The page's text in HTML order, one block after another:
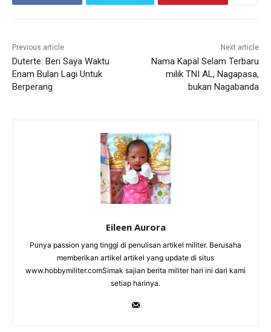
Previous article
Duterte: Beri Saya Waktu
Enam Bulan Lagi Untuk
Berperang
Next article
Nama Kapal Selam Terbaru
milik TNI AL, Nagapasa,
bukan Nagabanda
Eileen Aurora
Punya passion yang tinggi di penulisan artikel militer. Berusaha
memberikan artikel artikel yang update di situs
www.hobbymiliter.comSimak sajian berita militer hari ini dari kami
setiap harinya.